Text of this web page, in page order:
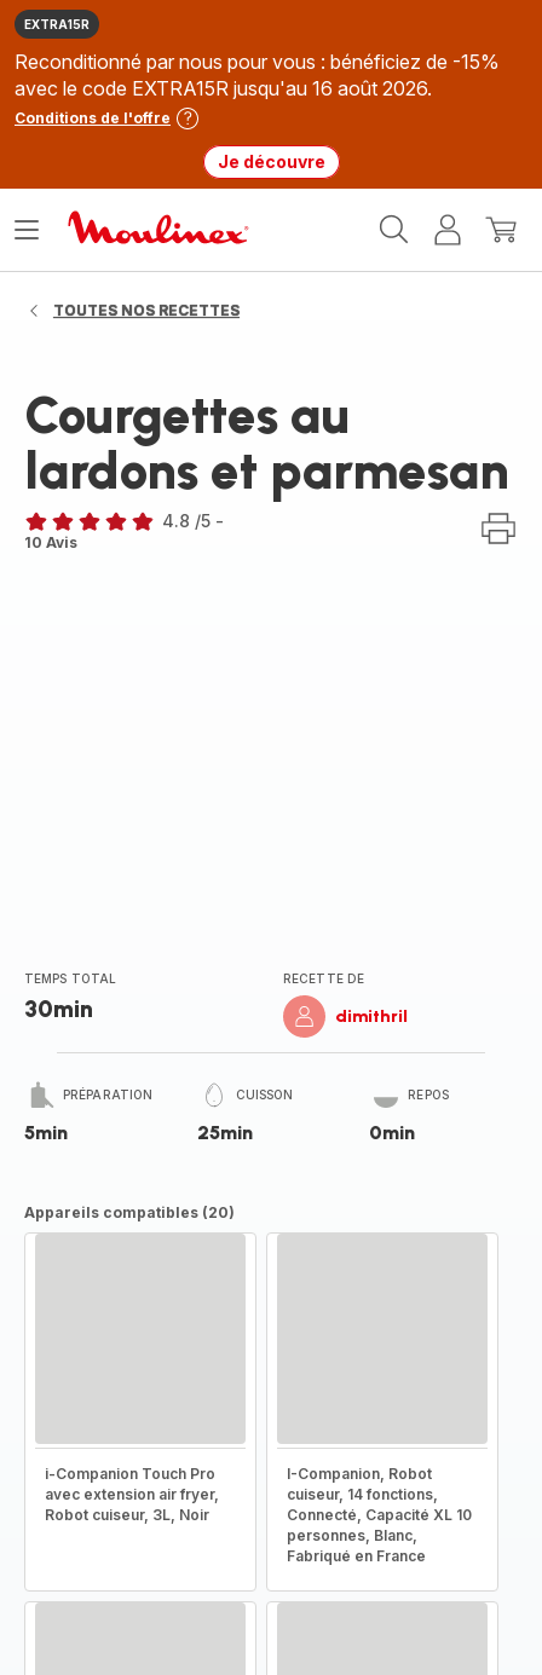
EXTRA15R
Reconditionné par nous pour vous : bénéficiez de -15%
avec le code EXTRA15R jusqu'au 16 août 2026.
Conditions de l'offre
Je découvre
MonMon
Ouvrir
TOUTES NOS RECETTES
Courgettes au
lardons et parmesan
ratings.4.8
4.8 /5 -
10 Avis
TEMPS TOTAL
30min
RECETTE DE
dimithril
PRÉPARATION
5min
CUISSON
25min
REPOS
0min
Appareils compatibles (20)
i-Companion Touch Pro
avec extension air fryer,
Robot cuiseur, 3L, Noir
I-Companion, Robot
cuiseur, 14 fonctions,
Connecté, Capacité XL 10
personnes, Blanc,
Fabriqué en France